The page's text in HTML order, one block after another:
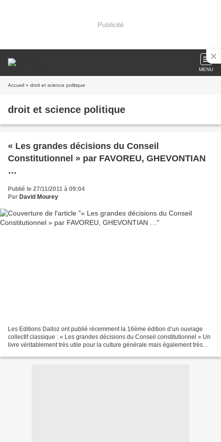
Publicité
MENU
Accueil » droit et science politique
droit et science politique
« Les grandes décisions du Conseil
Constitutionnel » par FAVOREU, GHEVONTIAN
…
Publié le 27/11/2011 à 09:04
Par David Mourey
Les Editions Dalloz ont publié récemment la 16ème édition d’un ouvrage
collectif classique : « Les grandes décisions du Conseil constitutionnel » Un
livre véritablement très utile pour la culture générale mais également très